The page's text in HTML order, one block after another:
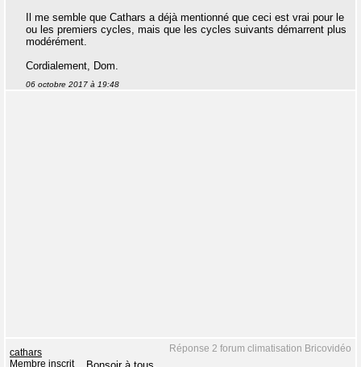
Il me semble que Cathars a déjà mentionné que ceci est vrai pour le
ou les premiers cycles, mais que les cycles suivants démarrent plus
modérément.
Cordialement, Dom.
06 octobre 2017 à 19:48
Réponse 2 forum climatisation Bricovidéo
cathars
Membre inscrit